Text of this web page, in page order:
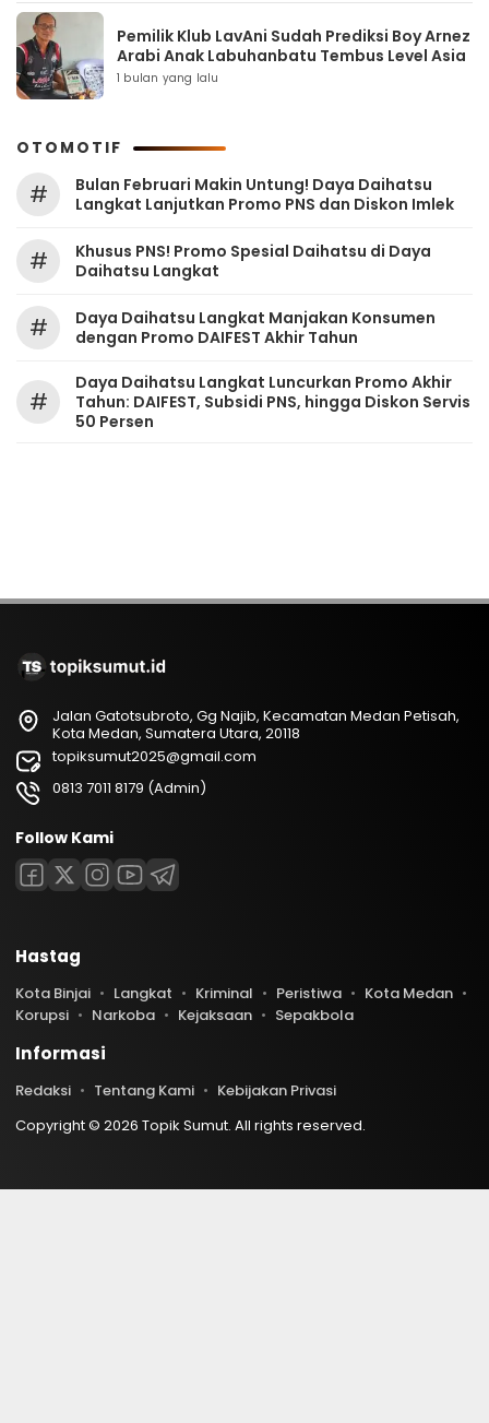
Pemilik Klub LavAni Sudah Prediksi Boy Arnez
Arabi Anak Labuhanbatu Tembus Level Asia
1 bulan yang lalu
OTOMOTIF
#
Bulan Februari Makin Untung! Daya Daihatsu
Langkat Lanjutkan Promo PNS dan Diskon Imlek
#
Khusus PNS! Promo Spesial Daihatsu di Daya
Daihatsu Langkat
#
Daya Daihatsu Langkat Manjakan Konsumen
dengan Promo DAIFEST Akhir Tahun
#
Daya Daihatsu Langkat Luncurkan Promo Akhir
Tahun: DAIFEST, Subsidi PNS, hingga Diskon Servis
50 Persen
Jalan Gatotsubroto, Gg Najib, Kecamatan Medan Petisah,
Kota Medan, Sumatera Utara, 20118
topiksumut2025@gmail.com
0813 7011 8179 (Admin)
Follow Kami
Hastag
Kota Binjai Langkat Kriminal Peristiwa
Kota Medan
Korupsi
Narkoba Kejaksaan Sepakbola
Informasi
Redaksi Tentang Kami
Kebijakan Privasi
Copyright © 2026 Topik Sumut. All rights reserved.